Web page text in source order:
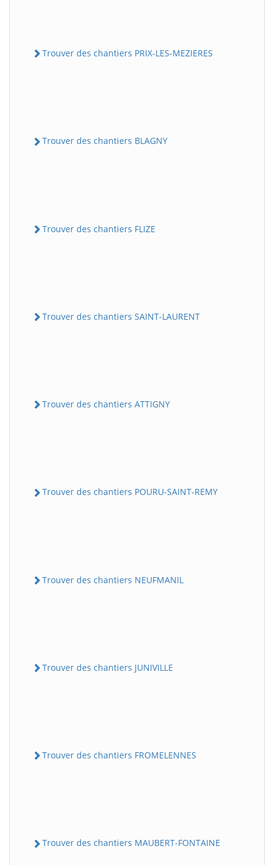
Trouver des chantiers PRIX-LES-MEZIERES
Trouver des chantiers BLAGNY
Trouver des chantiers FLIZE
Trouver des chantiers SAINT-LAURENT
Trouver des chantiers ATTIGNY
Trouver des chantiers POURU-SAINT-REMY
Trouver des chantiers NEUFMANIL
Trouver des chantiers JUNIVILLE
Trouver des chantiers FROMELENNES
Trouver des chantiers MAUBERT-FONTAINE